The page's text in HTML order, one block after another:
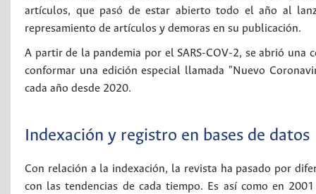
artículos, que pasó de estar abierto todo el año al
represamiento de artículos y demoras en su publicación.
A partir de la pandemia por el SARS-COV-2, se abrió
conformar una edición especial llamada "Nuevo
cada año desde 2020.
Indexación y registro en bases de datos
Con relación a la indexación, la revista ha pasado por
con las tendencias de cada tiempo. Es así como en